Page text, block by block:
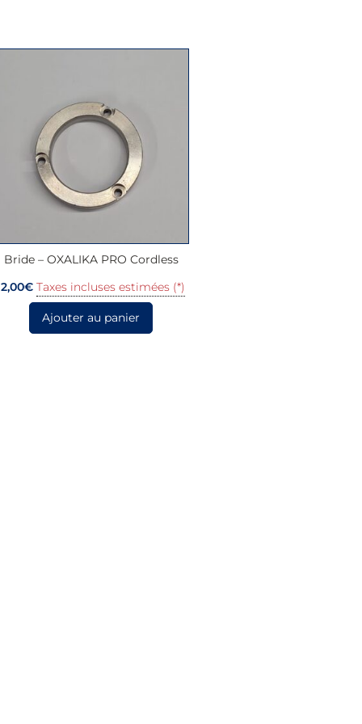
Bride – OXALIKA PRO Cordless
€ Taxes incluses estimées (*)
Ajouter au panier